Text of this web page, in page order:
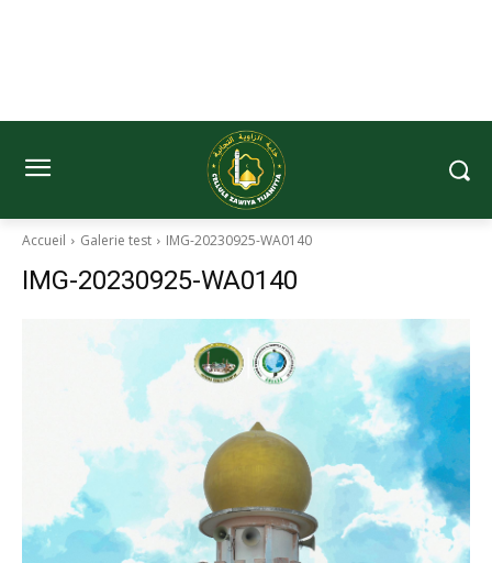
Accueil Galerie test IMG-20230925-WA0140
IMG-20230925-WA0140